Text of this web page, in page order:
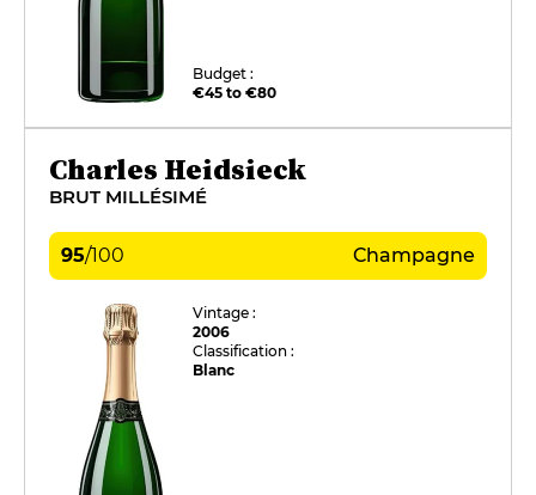
Budget :
€45 to €80
Charles Heidsieck
BRUT MILLÉSIMÉ
95/100 Champagne
Vintage :
2006
Classification :
Blanc